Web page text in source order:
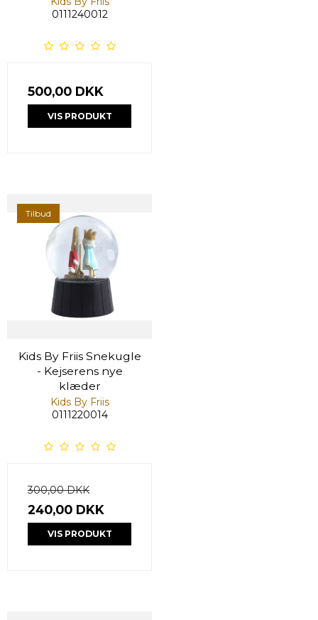
0111240012
500,00 DKK
VIS PRODUKT
Tilbud
Kids By Friis Snekugle
- Kejserens nye
klæder
Kids By Friis
0111220014
300,00 DKK
240,00 DKK
VIS PRODUKT